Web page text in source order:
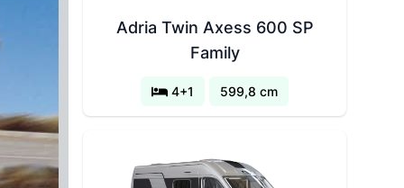
Adria Twin Axess 600 SP
Family
4+1 599,8 cm